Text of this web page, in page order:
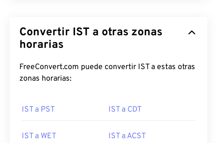
Convertir IST a otras zonas
horarias
FreeConvert.com puede convertir IST a estas otras
zonas horarias:
IST a PST IST a CDT
IST a WET IST a ACST